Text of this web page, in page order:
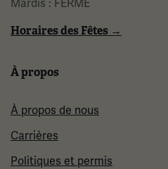
Mardis : FERMÉ
Horaires des Fêtes →
À propos
À propos de nous
Carrières
Politiques et permis